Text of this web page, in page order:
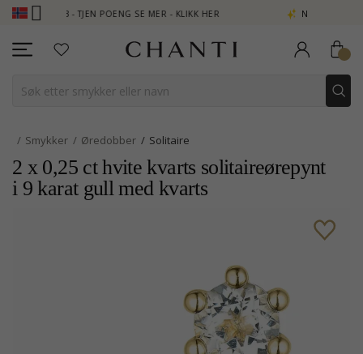
- TJEN POENG SE MER - KLIKK HER NEW COLLECTION | AURA
Smykker Øredobber Solitaire
2 x 0,25 ct hvite kvarts solitaireørepynt
i 9 karat gull med kvarts